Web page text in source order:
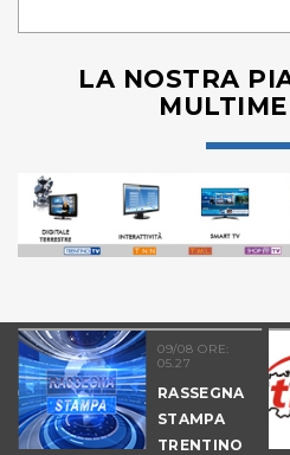
LA NOSTRA
09/08 ORE:
05.27
RASSEGNA
STAMPA
TRENTINO